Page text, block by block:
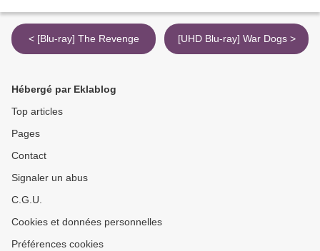
< [Blu-ray] The Revenge [UHD Blu-ray] War Dogs >
Hébergé par Eklablog
Top articles
Pages
Contact
Signaler un abus
C.G.U.
Cookies et données personnelles
Préférences cookies